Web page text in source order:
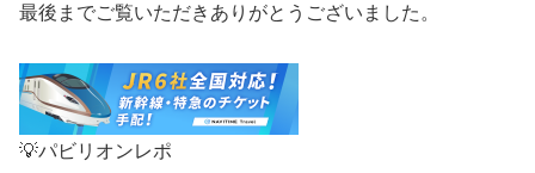
最後までご覧いただきありがとうございました。
💡パビリオンレポ